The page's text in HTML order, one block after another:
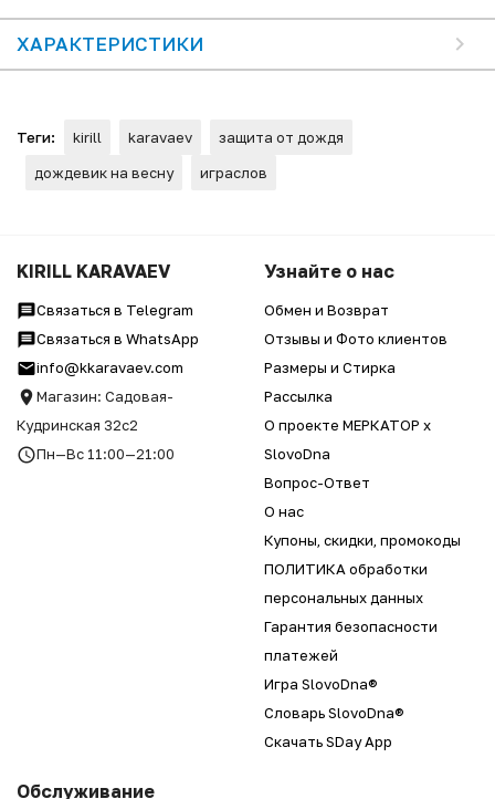
ХАРАКТЕРИСТИКИ
Теги: kirill karavaev
защита от дождя
дождевик на весну
играслов
KIRILL KARAVAEV
Связаться в Telegram
Связаться в WhatsApp
info@kkaravaev.com
Магазин: Садовая-
Кудринская 32с2
Пн—Вс 11:00—21:00
Узнайте о нас
Обмен и Возврат
Отзывы и Фото клиентов
Размеры и Стирка
Рассылка
О проекте МЕРКАТОР x
SlovoDna
Вопрос-Ответ
О нас
Купоны, скидки, промокоды
ПОЛИТИКА обработки
персональных данных
Гарантия безопасности
платежей
Игра SlovoDna®
Словарь SlovoDna®
Скачать SDay App
Обслуживание